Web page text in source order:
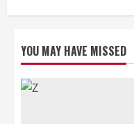
YOU MAY HAVE MISSED